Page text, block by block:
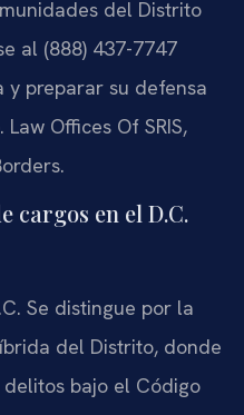
del Distrito
al (888) 437-7747
y preparar su defensa
Offices Of SRIS,
cargos en el D.C.
Se distingue por la
del Distrito, donde
bajo el Código